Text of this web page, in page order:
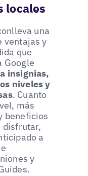
locales
una
ventajas y
que
Google
insignias,
niveles y
. Cuanto
más
beneficios
disfrutar,
a
y